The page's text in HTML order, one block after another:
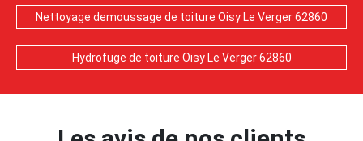
Nettoyage demoussage de toiture Oisy Le Verger 62860
Hydrofuge de toiture Oisy Le Verger 62860